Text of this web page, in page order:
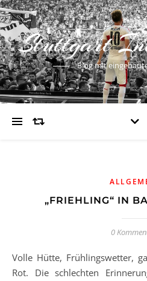
Stuttgart
Blog mit
„FRIEHLING“ IN
0
Volle Hütte, Frühlingswetter, ganz Cannstatt in Weiß und
Rot. Die schlechten